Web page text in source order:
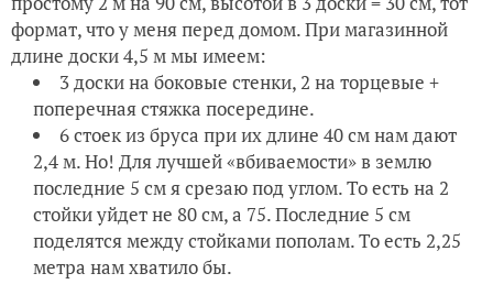
формат, что у меня перед домом. При магазинной
длине доски 4,5 м мы имеем:
3 доски на боковые стенки, 2 на торцевые +
поперечная стяжка посередине.
6 стоек из бруса при их длине 40 см нам дают
2,4 м. Но! Для лучшей «вбиваемости» в землю
последние 5 см я срезаю под углом. То есть на 2
стойки уйдет не 80 см, а 75. Последние 5 см
поделятся между стойками пополам. То есть 2,25
метра нам хватило бы.